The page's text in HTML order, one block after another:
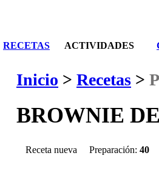
RECETAS ACTIVIDADES
Inicio > Recetas >
BROWNIE
Receta nueva Preparación: 40